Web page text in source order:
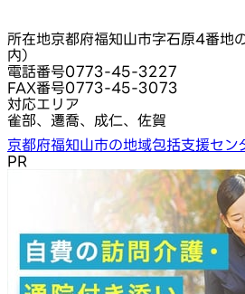
所在地京都府福知山市字石原4番地
内）
電話番号0773-45-3227
FAX番号0773-45-3073
対応エリア
雀部、遷喬、成仁、佐賀
京都府福知山市の地域包括支援セン
PR